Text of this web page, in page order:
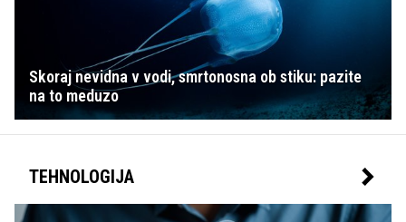
Skoraj nevidna v vodi, smrtonosna ob stiku: pazite
na to meduzo
TEHNOLOGIJA